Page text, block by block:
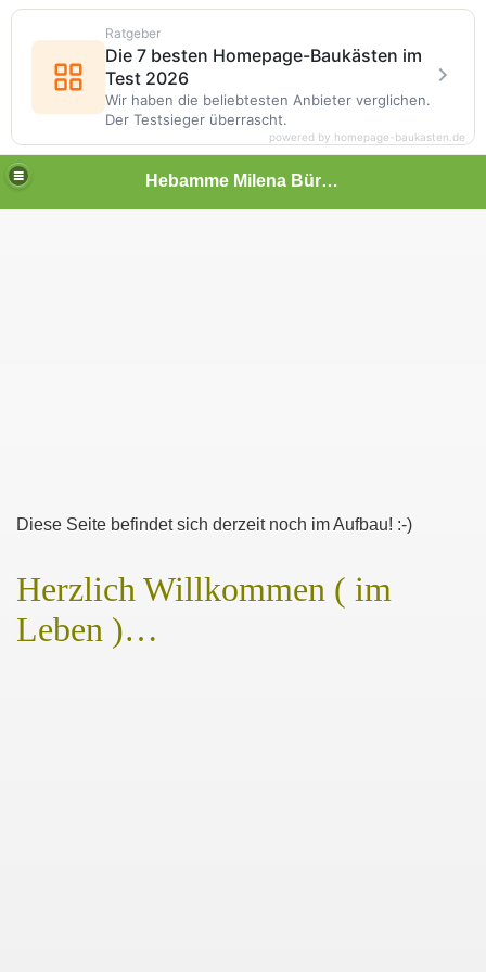
Hebamme Milena Bürger
Diese Seite befindet sich derzeit noch im Aufbau! :-)
Herzlich Willkommen ( im
Leben )…
Ratgeber
Die 7 besten Homepage-Baukästen im
Test 2026
Wir haben die beliebtesten Anbieter verglichen.
Der Testsieger überrascht.
powered by homepage-baukasten.de